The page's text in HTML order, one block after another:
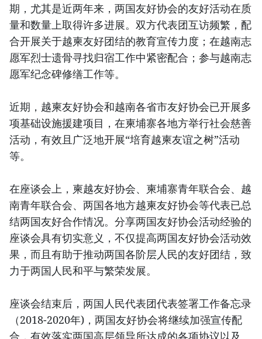
期，尤其是近两年来，两国友好协会的友好活动在质
量和数量上取得许多进展。双方代表团互访频繁，配
合开展关于越柬友好团结的教育宣传力度；在越南志
愿军烈士遗骨寻找归宿工作中紧密配合；参与越南志
愿军纪念碑修缮工作等。
近期，越柬友好协会和越南各省市友好协会已开展多
项基础设施援建项目，在柬埔寨各地方举行社会慈善
活动，有效且广泛地开展“培育越柬友谊之树”活动
等。
在座谈会上，柬越友好协会、柬埔寨青年联合会、越
南青年联合会、两国各地方越柬友好协会等代表已总
结两国友好合作情况。分享两国友好协会活动经验的
座谈会具有切实意义，不仅提高两国友好协会活动效
果，而且有助于推动两国各阶层人民的友好团结，致
力于两国人民和平与繁荣发展。
座谈会结束后，两国人民代表团代表签署工作备忘录
（2018-2020年)，两国友好协会将继续加强宣传配
合，有效落实两国高层领导所达成的各项协议以及